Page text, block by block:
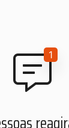
onde você estiver.